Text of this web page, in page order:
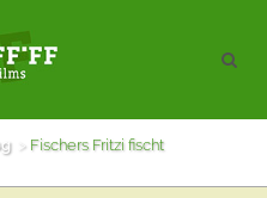
> Fischers Fritzi fischt